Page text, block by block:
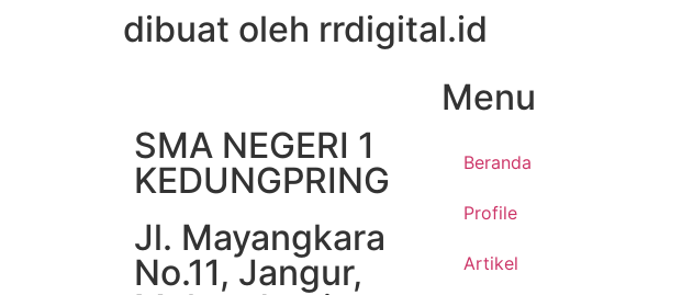
dibuat oleh rrdigital.id
SMA NEGERI 1
KEDUNGPRING
Jl. Mayangkara
No.11, Jangur,
Menu
Beranda
Profile
Artikel